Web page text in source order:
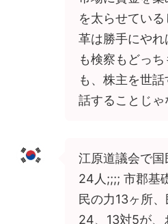
を太らせてい
革は勝手にや
も検察もどっ
も、株主を世
話することじゃ
江原道議会で
24人;;;; 市郡基
民の力13ヶ所
24、13対5が、